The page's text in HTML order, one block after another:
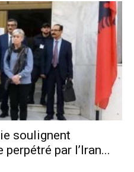
soulignent
par l’Iran...